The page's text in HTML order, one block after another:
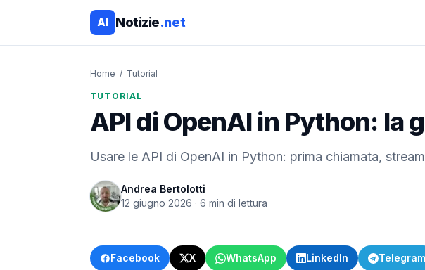
AI Notizie.net
Home / Tutorial
TUTORIAL
API di OpenAI in Python: la
Usare le API di OpenAI in Python: prima chiamata,
Andrea Bertolotti
12 giugno 2026 · 6 min di lettura
Facebook X WhatsApp LinkedIn Telegram